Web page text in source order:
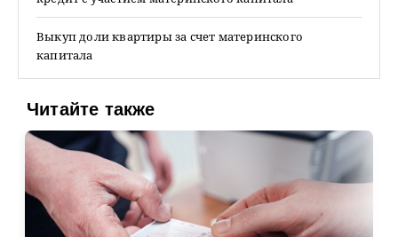
Выкуп доли квартиры за счет материнского
капитала
Читайте также